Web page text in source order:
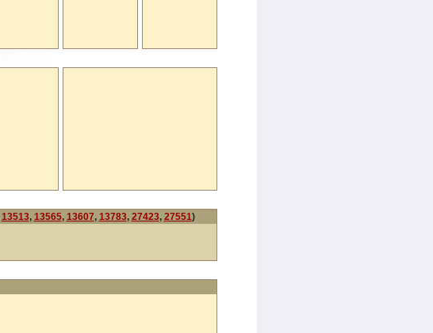
13513, 13565, 13607, 13783, 27423, 27551)